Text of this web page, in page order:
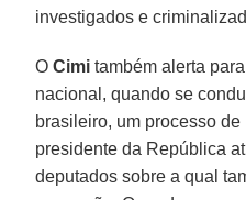
investigados e
OCimi também alerta
nacional, quando se
brasileiro, um processo
presidente da República
deputados sobre a qual